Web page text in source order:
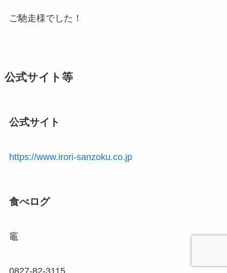
ご馳走様でした！
公式サイト等
公式サイト
https://www.irori-sanzoku.co.jp
食べログ
竈